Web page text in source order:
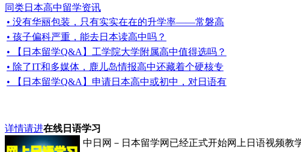
同类日本高中留学资讯
• 没有华丽包装，只有实实在在的升学率——常磐高
• 孩子偏科严重，能去日本读高中吗？
• 【日本留学Q&A】工学院大学附属高中值得选吗？
• 除了IT和多媒体，鹿儿岛情报高中还藏着个硬核专
• 【日本留学Q&A】申请日本高中或初中，对日语有
详情请进在线日语学习
中日网－日本留学网已经正式开始网上日语视频教